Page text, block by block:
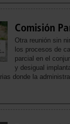
Comisión
Otra reunión sin
los procesos de
parcial en el
y desigual
donde la